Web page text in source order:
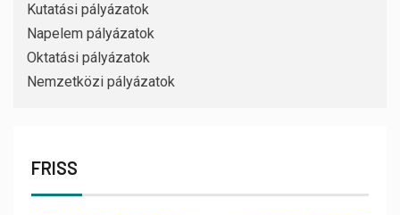
Kutatási pályázatok
Napelem pályázatok
Oktatási pályázatok
Nemzetközi pályázatok
FRISS